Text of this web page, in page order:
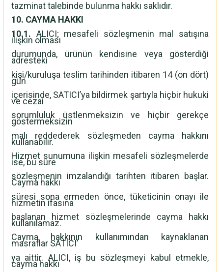
tazminat talebinde bulunma hakkı saklıdır.
10. CAYMA HAKKI
10.1. ALICI; mesafeli sözleşmenin mal satışına
ilişkin olması
durumunda, ürünün kendisine veya gösterdiği
adresteki
kişi/kuruluşa teslim tarihinden itibaren 14 (on dört)
gün
içerisinde, SATICI’ya bildirmek şartıyla hiçbir hukuki
ve cezai
sorumluluk üstlenmeksizin ve hiçbir gerekçe
göstermeksizin
malı reddederek sözleşmeden cayma hakkını
kullanabilir.
Hizmet sunumuna ilişkin mesafeli sözleşmelerde
ise, bu süre
sözleşmenin imzalandığı tarihten itibaren başlar.
Cayma hakkı
süresi sona ermeden önce, tüketicinin onayı ile
hizmetin ifasına
başlanan hizmet sözleşmelerinde cayma hakkı
kullanılamaz.
Cayma hakkının kullanımından kaynaklanan
masraflar SATICI’
ya aittir. ALICI, iş bu sözleşmeyi kabul etmekle,
cayma hakkı